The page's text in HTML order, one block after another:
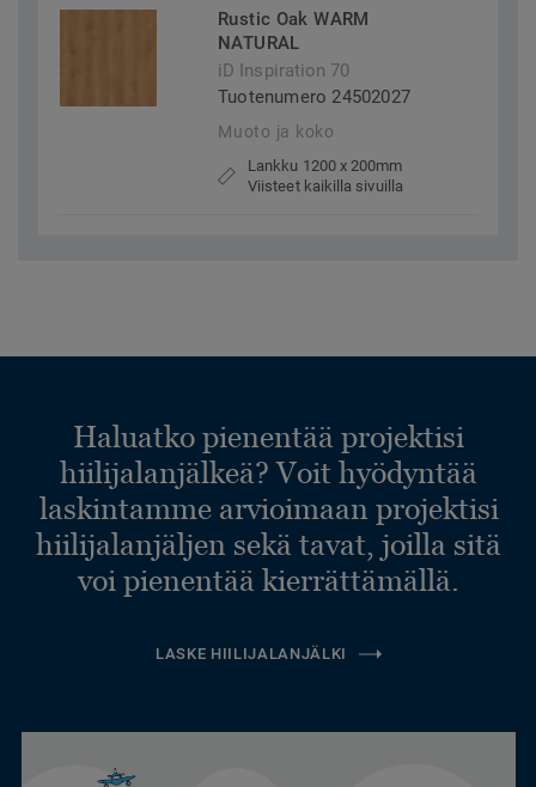
Rustic Oak WARM
NATURAL
iD Inspiration 70
Tuotenumero 24502027
Muoto ja koko
Lankku 1200 x 200mm
Viisteet kaikilla sivuilla
Haluatko pienentää projektisi
hiilijalanjälkeä? Voit hyödyntää
laskintamme arvioimaan projektisi
hiilijalanjäljen sekä tavat, joilla sitä
voi pienentää kierrättämällä.
LASKE HIILIJALANJÄLKI